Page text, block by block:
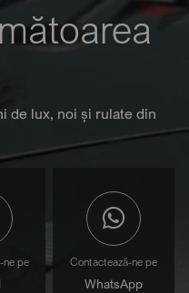
de lux, noi și rulate din
ne pe Contactează-ne pe
WhatsApp